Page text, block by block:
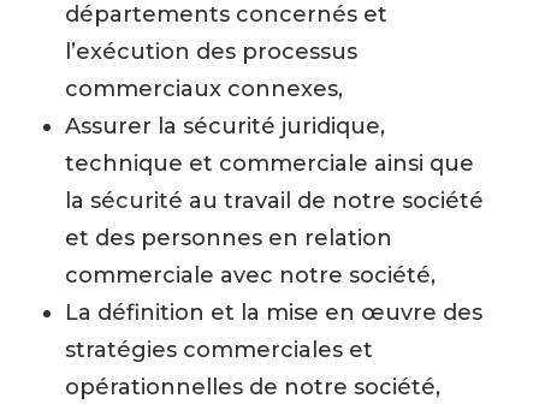
départements concernés et
l’exécution des processus
commerciaux connexes,
Assurer la sécurité juridique,
technique et commerciale ainsi que
la sécurité au travail de notre société
et des personnes en relation
commerciale avec notre société,
La définition et la mise en œuvre des
stratégies commerciales et
opérationnelles de notre société,